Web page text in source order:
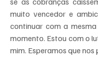
muito vencedor e
continuar com a
momento. Estou com o
mim. Esperamos que nos